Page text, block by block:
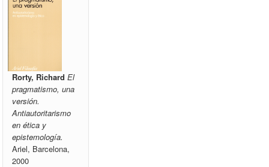
Rorty, Richard El
pragmatismo, una
versión.
Antiautoritarismo
en ética y
epistemología.
Ariel, Barcelona,
2000